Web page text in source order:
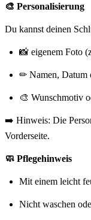
🎨 Personalisierung
Du kannst deinen
📸 eigenem Foto
✏ Namen, Datum
🎨 Wunschmotiv
➡️ Hinweis: Die
Vorderseite.
🧼 Pflegehinweis
Mit einem leicht
Nicht waschen